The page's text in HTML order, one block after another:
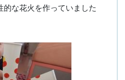
的な花火を作っていました